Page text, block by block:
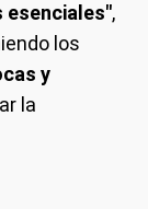
esenciales",
los
y
la